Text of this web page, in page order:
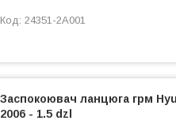
24351-2A001
Заспокоювач ланцюга грм
2006 - 1.5 dzl